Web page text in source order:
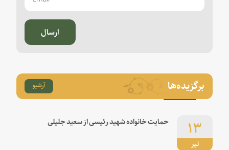
ارسال
برگزیده‌ها آرشیو
تیر
۱۳ حمایت خانواده شهید رئیسی از سعید جلیلی